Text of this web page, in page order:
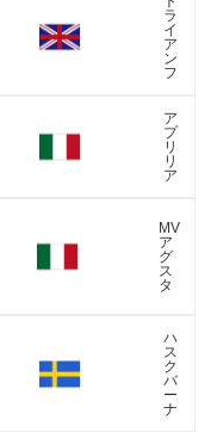
ラ
イ
ア
ン
フ
ア
プ
リ
リ
ア
MV
ア
グ
ス
タ
ハ
ス
ク
バ
ー
ナ